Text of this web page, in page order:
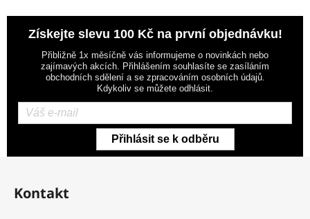
Získejte slevu 100 Kč na první objednávku!
Přibližně 1x měsíčně vás informujeme o novinkách nebo
zajímavých akcích. Přihlášením souhlasíte se zasíláním
obchodních sdělení a se zpracováním osobních údajů.
Kdykoliv se můžete odhlásit.
Přihlásit se k odběru
Z
Kontakt